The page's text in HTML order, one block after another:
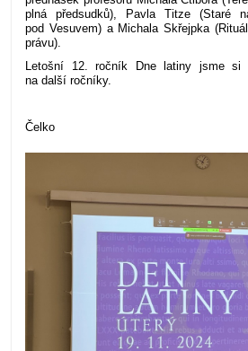
plná předsudků), Pavla Titze (Staré
pod Vesuvem) a Michala Skřejpka
právu).
Letošní 12. ročník Dne latiny jsme
na další ročníky.
Čelko